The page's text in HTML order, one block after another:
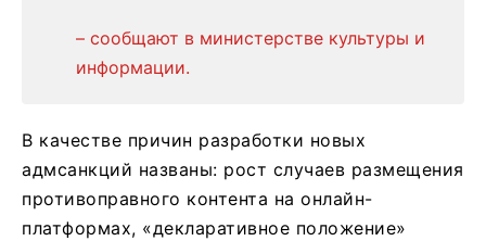
– сообщают в министерстве культуры и
информации.
В качестве причин разработки новых
адмсанкций названы: рост случаев размещения
противоправного контента на онлайн-
платформах, «декларативное положение»